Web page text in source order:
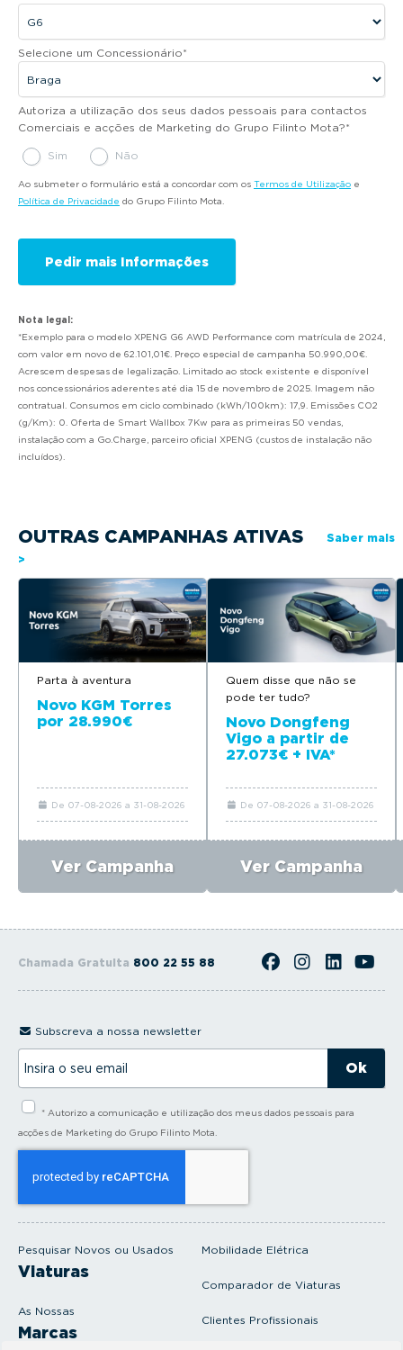
Selecione um Concessionário*
Autoriza a utilização dos seus dados pessoais para contactos
Comerciais e acções de Marketing do Grupo Filinto Mota?*
Sim Não
Ao submeter o formulário está a concordar com os Termos de Utilização e
Política de Privacidade do Grupo Filinto Mota.
Nota legal:
*Exemplo para o modelo XPENG G6 AWD Performance com matrícula de 2024,
com valor em novo de 62.101,01€. Preço especial de campanha 50.990,00€.
Acrescem despesas de legalização. Limitado ao stock existente e disponível
nos concessionários aderentes até dia 15 de novembro de 2025. Imagem não
contratual. Consumos em ciclo combinado (kWh/100km): 17,9. Emissões CO2
(g/Km): 0. Oferta de Smart Wallbox 7Kw para as primeiras 50 vendas,
instalação com a Go.Charge, parceiro oficial XPENG (custos de instalação não
incluídos).
OUTRAS CAMPANHAS ATIVAS
Saber mais
>
Parta à aventura
Novo KGM Torres
por 28.990€
De 07-08-2026 a 31-08-2026
Ver Campanha
Quem disse que não se
pode ter tudo?
Novo Dongfeng
Vigo a partir de
27.073€ + IVA*
De 07-08-2026 a 31-08-2026
Ver Campanha
Chamada Gratuita 800 22 55 88
Pesquisar Novos ou Usados
Viaturas
As Nossas
Marcas
Mobilidade Elétrica
Comparador de Viaturas
Clientes Profissionais
Subscreva a nossa newsletter
s
* Autorizo a comunicação e utilização dos meus dados pessoais para
acções de Marketing do Grupo Filinto Mota.